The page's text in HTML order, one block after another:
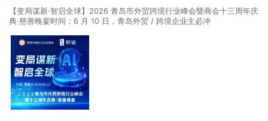
【变局谋新·智启全球】2026 青岛市外贸跨境行业峰会暨商会十三周年庆
典·慈善晚宴时间：6 月 10 日，青岛外贸 / 跨境企业主必冲